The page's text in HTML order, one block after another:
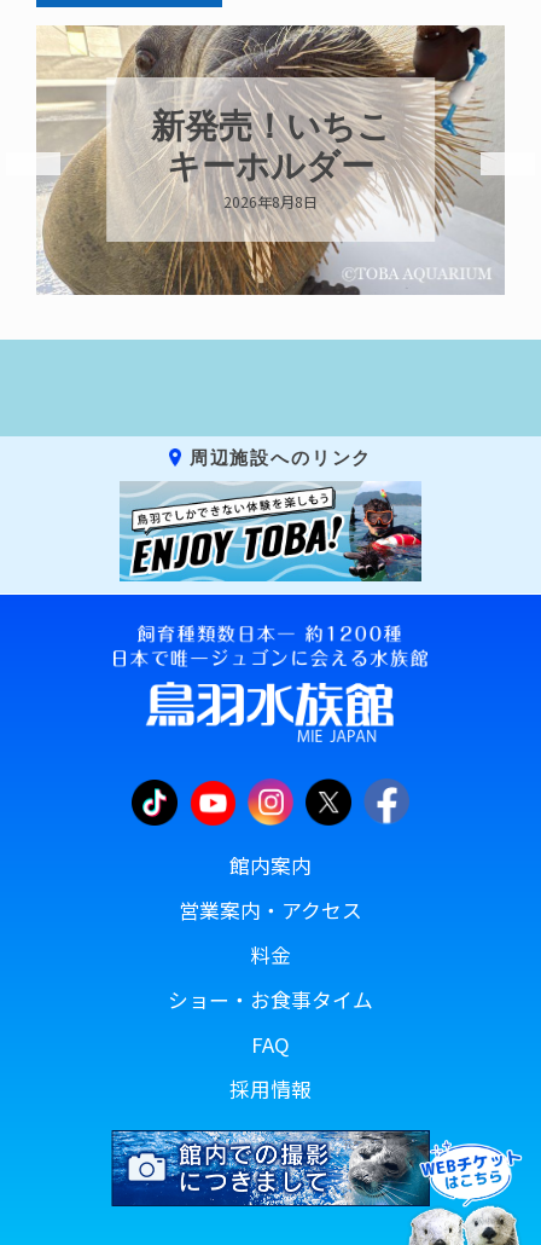
新発売！いちこ
キーホルダー
2026年8月8日
周辺施設へのリンク
館内案内
営業案内・アクセス
料金
ショー・お食事タイム
FAQ
採用情報